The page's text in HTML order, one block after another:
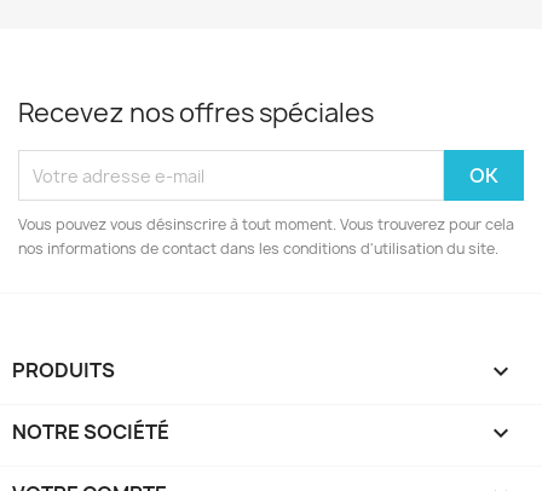
Recevez nos offres spéciales
Vous pouvez vous désinscrire à tout moment. Vous trouverez pour cela
nos informations de contact dans les conditions d'utilisation du site.
PRODUITS 
NOTRE SOCIÉTÉ 